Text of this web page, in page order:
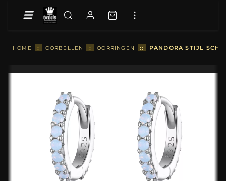
HOME :: OORBELLEN :: OORRINGEN :: PANDORA STIJL